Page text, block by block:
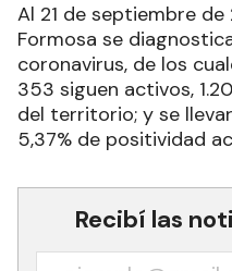
Al 21 de septiembre de
Formosa se
coronavirus, de los
353 siguen activos,
del territorio; y se
5,37% de positividad
Recibí las